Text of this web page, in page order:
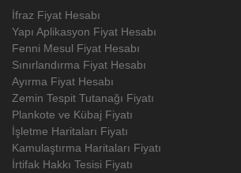
İfraz Fiyat Hesabı
Yapı Aplikasyon Fiyat Hesabı
Fenni Mesul Fiyat Hesabı
Sınırlandırma Fiyat Hesabı
Ayırma Fiyat Hesabı
Zemin Tespit Tutanağı Fiyatı
Plankote ve Kübaj Fiyatı
İşletme Haritaları Fiyatı
Kamulaştırma Haritaları Fiyatı
İrtifak Hakkı Tesisi Fiyatı